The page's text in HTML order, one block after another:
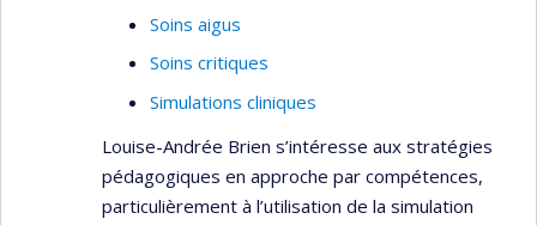
Soins aigus
Soins critiques
Simulations cliniques
Louise-Andrée Brien s’intéresse aux stratégies
pédagogiques en approche par compétences,
particulièrement à l’utilisation de la simulation